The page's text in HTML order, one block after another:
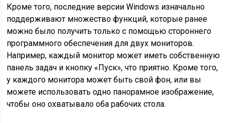
Кроме того, последние версии Windows изначально
поддерживают множество функций, которые ранее
можно было получить только с помощью стороннего
программного обеспечения для двух мониторов.
Например, каждый монитор может иметь собственную
панель задач и кнопку «Пуск», что приятно. Кроме того,
у каждого монитора может быть свой фон, или вы
можете использовать одно панорамное изображение,
чтобы оно охватывало оба рабочих стола.